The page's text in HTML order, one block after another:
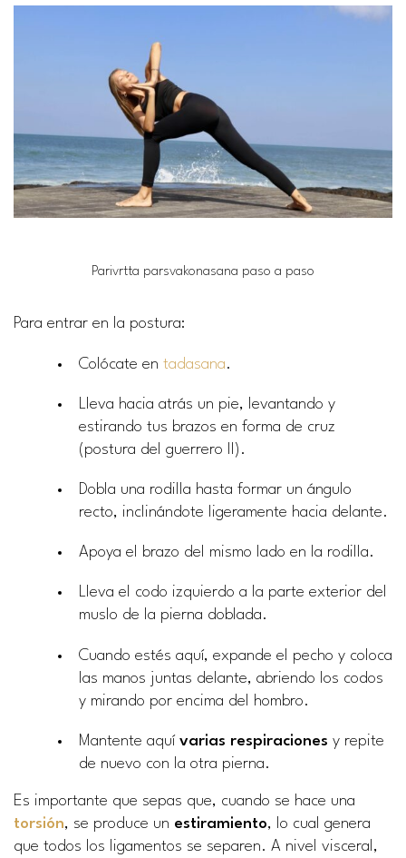
Parivrtta parsvakonasana paso a paso
Para entrar en la postura:
Colócate en tadasana.
Lleva hacia atrás un pie, levantando y
estirando tus brazos en forma de cruz
(postura del guerrero II).
Dobla una rodilla hasta formar un ángulo
recto, inclinándote ligeramente hacia delante.
Apoya el brazo del mismo lado en la rodilla.
Lleva el codo izquierdo a la parte exterior del
muslo de la pierna doblada.
Cuando estés aquí, expande el pecho y coloca
las manos juntas delante, abriendo los codos
y mirando por encima del hombro.
Mantente aquí varias respiraciones y repite
de nuevo con la otra pierna.
Es importante que sepas que, cuando se hace una
torsión, se produce un estiramiento, lo cual genera
que todos los ligamentos se separen. A nivel visceral,